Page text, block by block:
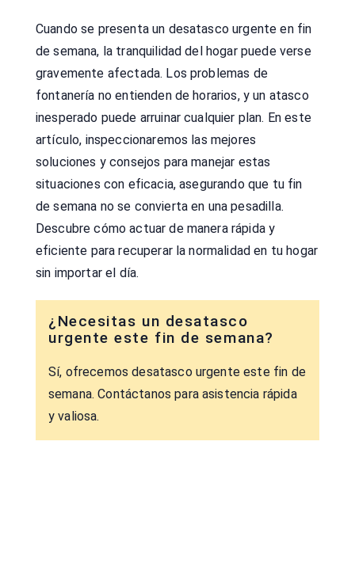
Cuando se presenta un desatasco urgente en fin
de semana, la tranquilidad del hogar puede verse
gravemente afectada. Los problemas de
fontanería no entienden de horarios, y un atasco
inesperado puede arruinar cualquier plan. En este
artículo, inspeccionaremos las mejores
soluciones y consejos para manejar estas
situaciones con eficacia, asegurando que tu fin
de semana no se convierta en una pesadilla.
Descubre cómo actuar de manera rápida y
eficiente para recuperar la normalidad en tu hogar
sin importar el día.
¿Necesitas un desatasco
urgente este fin de semana?
Sí, ofrecemos desatasco urgente este fin de
semana. Contáctanos para asistencia rápida
y valiosa.